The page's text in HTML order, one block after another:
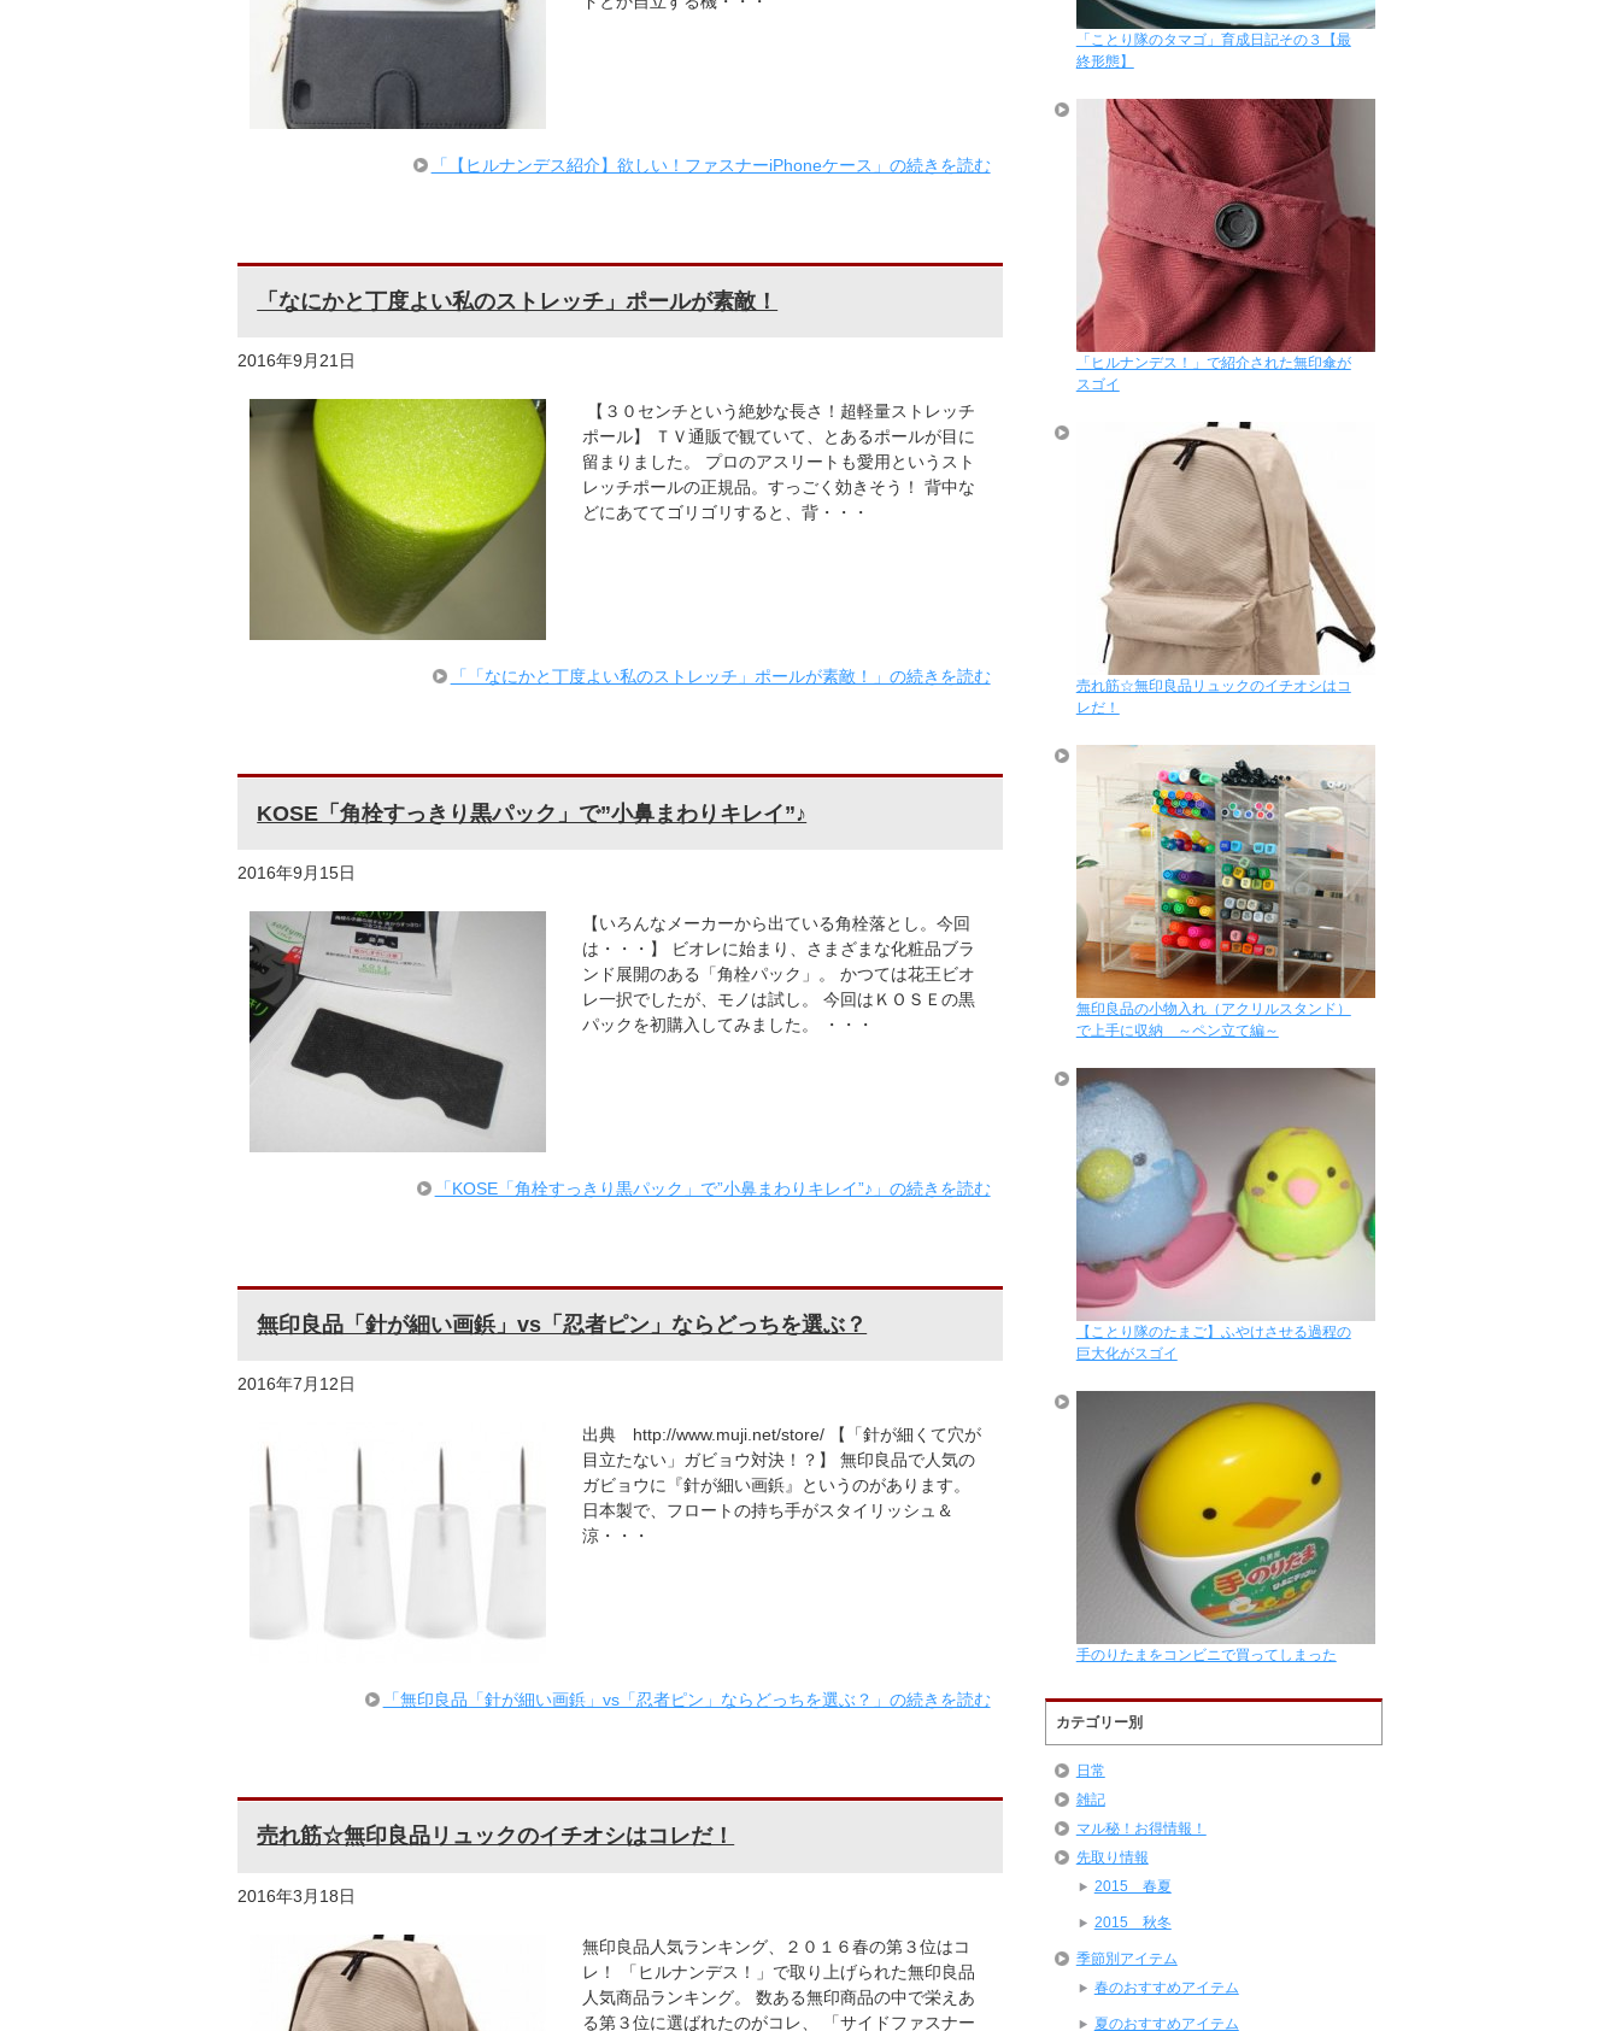
「【ヒルナンデス紹介】欲しい！ファスナーiPhoneケース」の続きを読む
「なにかと丁度よい私のストレッチ」ポールが素敵！
2016年9月21日
【３０センチという絶妙な長さ！超軽量ストレッチ
ポール】 ＴＶ通販で観ていて、とあるポールが目に
留まりました。 プロのアスリートも愛用というスト
レッチポールの正規品。すっごく効きそう！ 背中な
どにあててゴリゴリすると、背・・・
「「なにかと丁度よい私のストレッチ」ポールが素敵！」の続きを読む
KOSE「角栓すっきり黒パック」で”小鼻まわりキレイ”♪
2016年9月15日
【いろんなメーカーから出ている角栓落とし。今回
は・・・】 ビオレに始まり、さまざまな化粧品ブラ
ンド展開のある「角栓パック」。 かつては花王ビオ
レ一択でしたが、モノは試し。 今回はＫＯＳＥの黒
パックを初購入してみました。 ・・・
「KOSE「角栓すっきり黒パック」で”小鼻まわりキレイ”♪」の続きを読む
無印良品「針が細い画鋲」vs「忍者ピン」ならどっちを選ぶ？
2016年7月12日
出典 http://www.muji.net/store/ 【「針が細くて穴が
目立たない」ガビョウ対決！？】 無印良品で人気の
ガビョウに『針が細い画鋲』というのがあります。
日本製で、フロートの持ち手がスタイリッシュ＆
涼・・・
「無印良品「針が細い画鋲」vs「忍者ピン」ならどっちを選ぶ？」の続きを読む
売れ筋☆無印良品リュックのイチオシはコレだ！
2016年3月18日
無印良品人気ランキング、２０１６春の第３位はコ
レ！ 「ヒルナンデス！」で取り上げられた無印良品
人気商品ランキング。 数ある無印商品の中で栄えあ
る第３位に選ばれたのがコレ、 「サイドファスナー
「ことり隊のタマゴ」育成日記その３【最
終形態】
「ヒルナンデス！」で紹介された無印傘が
スゴイ
売れ筋☆無印良品リュックのイチオシはコ
レだ！
無印良品の小物入れ（アクリルスタンド）
で上手に収納 ～ペン立て編～
【ことり隊のたまご】ふやけさせる過程の
巨大化がスゴイ
手のりたまをコンビニで買ってしまった
カテゴリー別
日常
雑記
マル秘！お得情報！
先取り情報
2015 春夏
2015 秋冬
季節別アイテム
春のおすすめアイテム
夏のおすすめアイテム